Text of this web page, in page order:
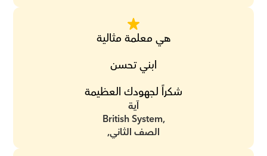
هي معلمة مثالية
ابني تحسن
شكراً لجهودك العظيمة
آية
الصف الثاني,
British System,